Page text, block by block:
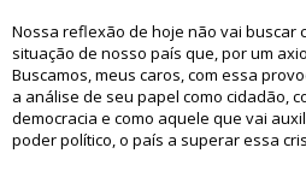
Nossa reflexão de hoje não vai buscar
situação de nosso país que, por um
Buscamos, meus caros, com essa
a análise de seu papel como cidadão,
democracia e como aquele que vai
poder político, o país a superar essa